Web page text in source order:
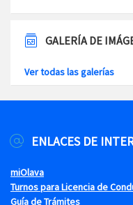
GALERÍA DE
Ver todas las galerías
ENLACES DE
miOlava
Turnos para Licencia de
Guía de Trámites